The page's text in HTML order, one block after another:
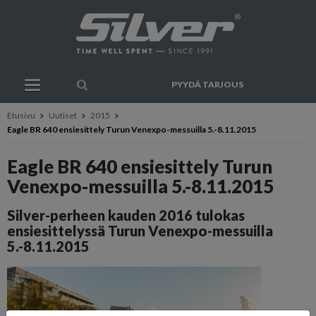
PYYDÄ TARJOUS
Etusivu Uutiset
2015
Eagle BR 640 ensiesittely Turun Venexpo-messuilla 5.-8.11.2015
Eagle BR 640 ensiesittely Turun
Venexpo-messuilla 5.-8.11.2015
Silver-perheen kauden 2016 tulokas
ensiesittelyssä Turun Venexpo-messuilla
5.-8.11.2015